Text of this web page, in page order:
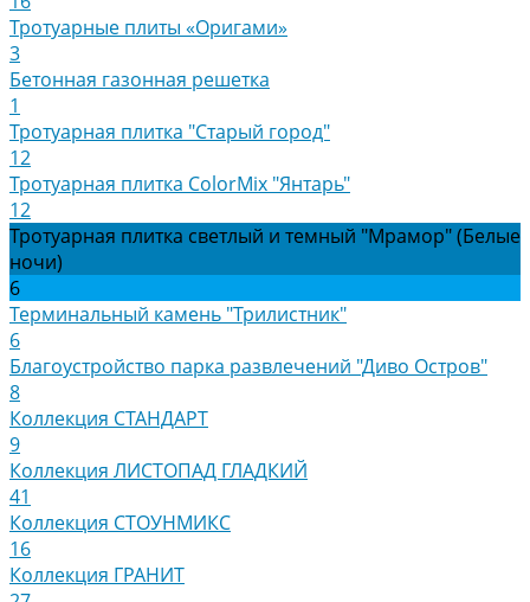
Тротуарные плиты «Оригами»
3
Бетонная газонная решетка
1
Тротуарная плитка "Старый город"
12
Тротуарная плитка ColorMix "Янтарь"
12
Тротуарная плитка светлый и темный "Мрамор" (Белые
ночи)
6
Терминальный камень "Трилистник"
6
Благоустройство парка развлечений "Диво Остров"
8
Коллекция СТАНДАРТ
9
Коллекция ЛИСТОПАД ГЛАДКИЙ
41
Коллекция СТОУНМИКС
16
Коллекция ГРАНИТ